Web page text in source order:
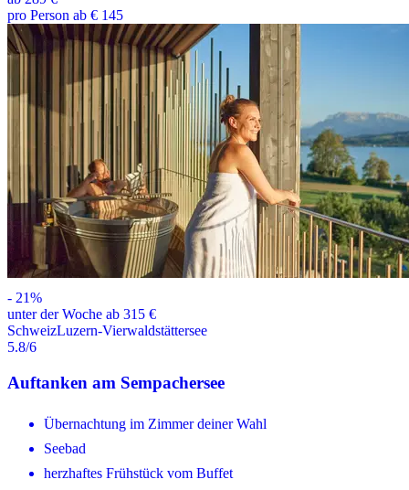
pro Person ab € 145
- 21%
unter der Woche ab 315 €
SchweizLuzern-Vierwaldstättersee
5.8/6
Auftanken am Sempachersee
Übernachtung im Zimmer deiner Wahl
Seebad
herzhaftes Frühstück vom Buffet